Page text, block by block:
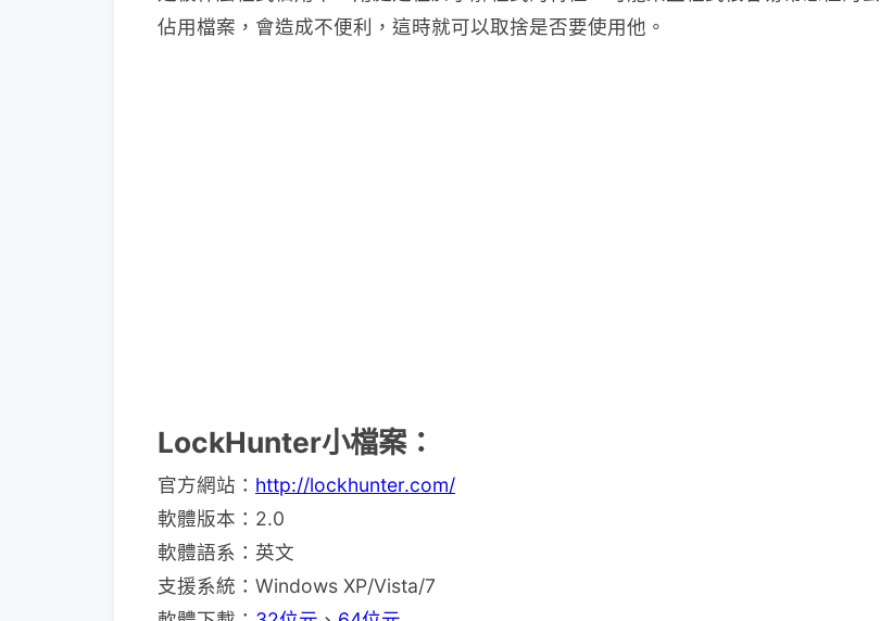
佔用檔案，會造成不便利，這時就可以取捨是否要使用他。
LockHunter小檔案：
官方網站： http://lockhunter.com/
軟體版本：2.0
軟體語系：英文
支援系統：Windows XP/Vista/7